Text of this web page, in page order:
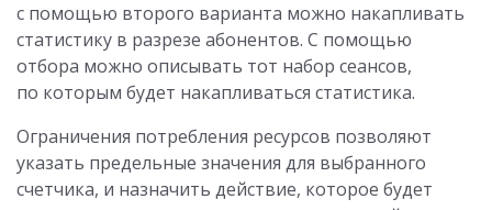
с помощью второго варианта можно накапливать
статистику в разрезе абонентов. С помощью
отбора можно описывать тот набор сеансов,
по которым будет накапливаться статистика.
Ограничения потребления ресурсов позволяют
указать предельные значения для выбранного
счетчика, и назначить действие, которое будет